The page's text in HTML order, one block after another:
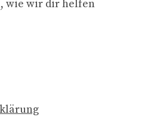
wie wir dir helfen